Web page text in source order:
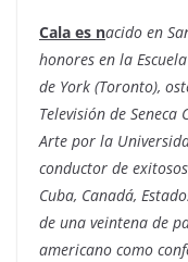
Cala es nacido en
honores en la
de York (Toronto),
Televisión de Seneca
Arte por la
conductor de
Cuba, Canadá,
de una veintena de
americano como